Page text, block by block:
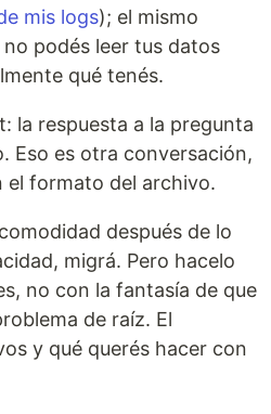
mis logs); el mismo
podés leer tus datos
qué tenés.
la respuesta a la pregunta
Eso es otra conversación,
el formato del archivo.
después de lo
migrá. Pero hacelo
no con la fantasía de que
de raíz. El
y qué querés hacer con